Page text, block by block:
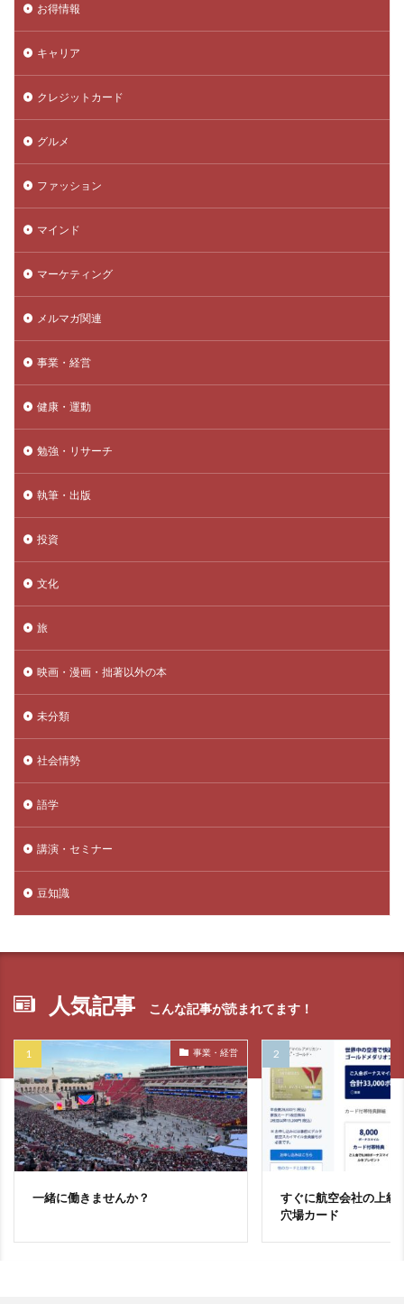
お得情報
キャリア
クレジットカード
グルメ
ファッション
マインド
マーケティング
メルマガ関連
事業・経営
健康・運動
勉強・リサーチ
執筆・出版
投資
文化
旅
映画・漫画・拙著以外の本
未分類
社会情勢
語学
講演・セミナー
豆知識
人気記事 こんな記事が読まれてます！
事業・経営
一緒に働きませんか？
すぐに航空会社の上級
穴場カード